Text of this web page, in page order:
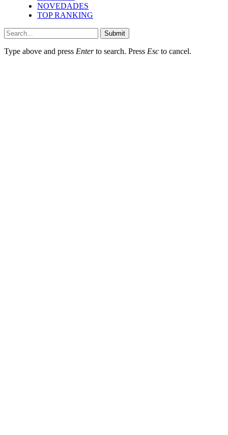
NOVEDADES
TOP RANKING
Submit
Type above and press Enterto search. Press Esc to cancel.